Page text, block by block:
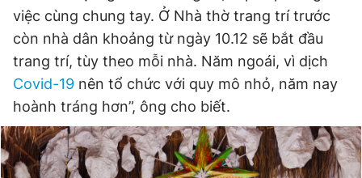
việc cùng chung tay. Ở Nhà thờ trang trí trước
còn nhà dân khoảng từ ngày 10.12 sẽ bắt đầu
trang trí, tùy theo mỗi nhà. Năm ngoái, vì dịch
Covid-19 nên tổ chức với quy mô nhỏ, năm nay
hoành tráng hơn”, ông cho biết.